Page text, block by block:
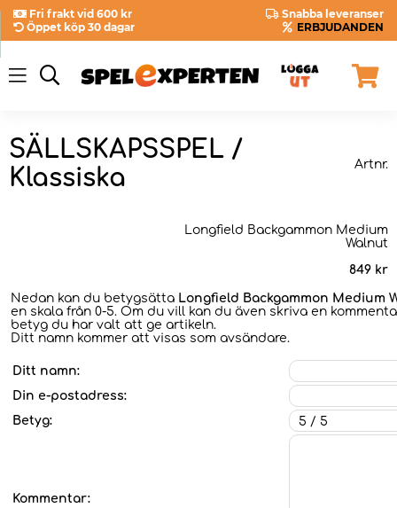
Fri frakt vid 600 kr
Snabba leveranser
Öppet köp 30 dagar
ERBJUDANDEN
SÄLLSKAPSSPEL /
Klassiska
Artnr.
Longfield Backgammon Medium
Walnut
849 kr
Nedan kan du betygsätta Longfield Backgammon Medium
en skala från 0-5. Om du vill kan du även skriva en
betyg du har valt att ge artikeln.
Ditt namn kommer att visas som avsändare.
Ditt namn:
Din e-postadress:
Betyg:
Kommentar: